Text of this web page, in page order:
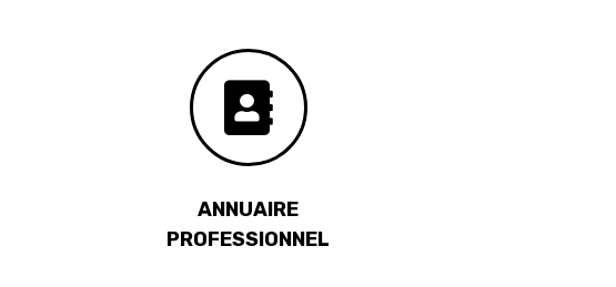
ANNUAIRE
PROFESSIONNEL